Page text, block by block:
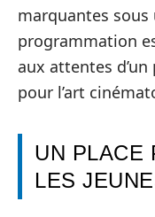
marquantes sous
programmation
aux attentes
pour l’art
UN PLACE
LES